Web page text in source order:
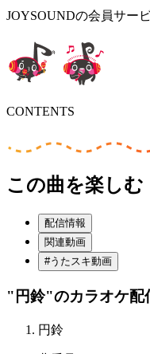
JOYSOUNDの会員サー
CONTENTS
この曲を楽しむ
配信情報
関連動画
#うたスキ動画
"円鈴"のカラオケ配
円鈴